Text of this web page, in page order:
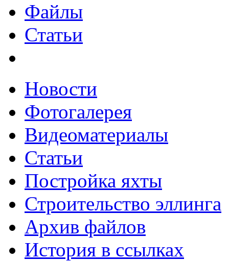
Файлы
Статьи
Новости
Фотогалерея
Видеоматериалы
Статьи
Постройка яхты
Строительство эллинга
Архив файлов
История в ссылках